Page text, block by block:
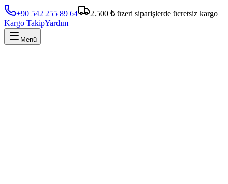
+90 542 255 89 64
2.500 ₺ üzeri siparişlerde ücretsiz kargo
Kargo TakipYardım
Menü